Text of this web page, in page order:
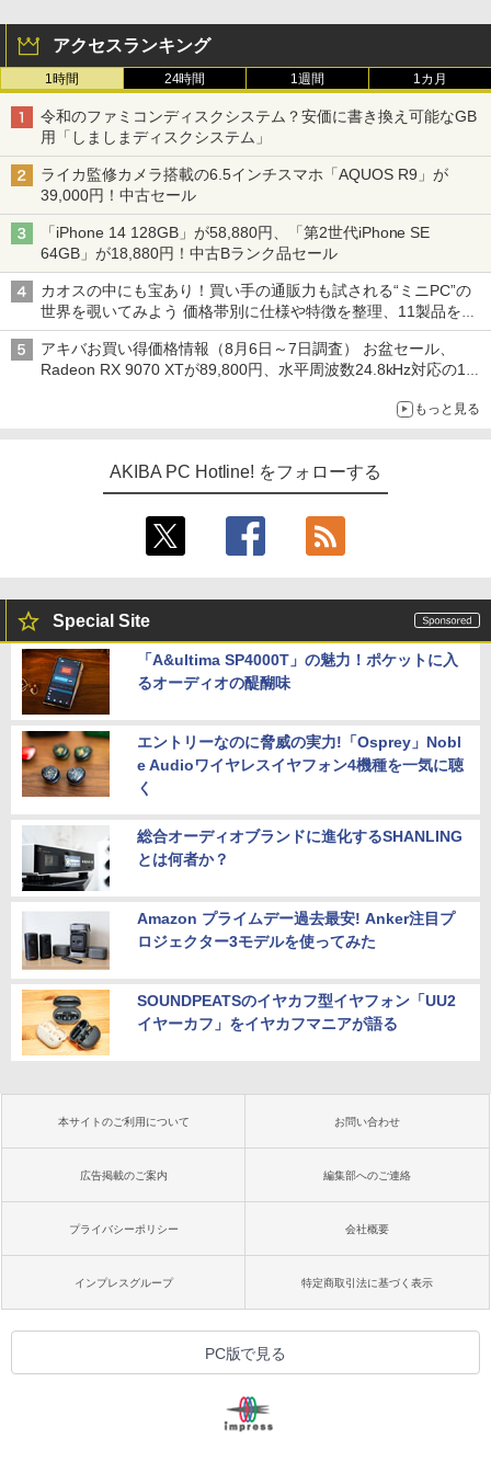
アクセスランキング
1時間 24時間 1週間 1カ月
令和のファミコンディスクシステム？安価に書き換え可能なGB
用「しましまディスクシステム」
ライカ監修カメラ搭載の6.5インチスマホ「AQUOS R9」が
39,000円！中古セール
「iPhone 14 128GB」が58,880円、「第2世代iPhone SE
64GB」が18,880円！中古Bランク品セール
カオスの中にも宝あり！買い手の通販力も試される“ミニPC”の
世界を覗いてみよう 価格帯別に仕様や特徴を整理、11製品をピ
ックアップ text by 石川 ひさよし
アキバお買い得価格情報（8月6日～7日調査） お盆セール、
Radeon RX 9070 XTが89,800円、水平周波数24.8kHz対応の17
もっと見る
AKIBA PC Hotline! をフォローする
Special Site
「A&ultima SP4000T」の魅力！ポケットに入
るオーディオの醍醐味
エントリーなのに脅威の実力!「Osprey」Nobl
e Audioワイヤレスイヤフォン4機種を一気に聴
く
総合オーディオブランドに進化するSHANLING
とは何者か？
Amazon プライムデー過去最安! Anker注目プ
ロジェクター3モデルを使ってみた
SOUNDPEATSのイヤカフ型イヤフォン「UU2
イヤーカフ」をイヤカフマニアが語る
本サイトのご利用について お問い合わせ
広告掲載のご案内 編集部へのご連絡
プライバシーポリシー 会社概要
インプレスグループ 特定商取引法に基づく表示
PC版で見る